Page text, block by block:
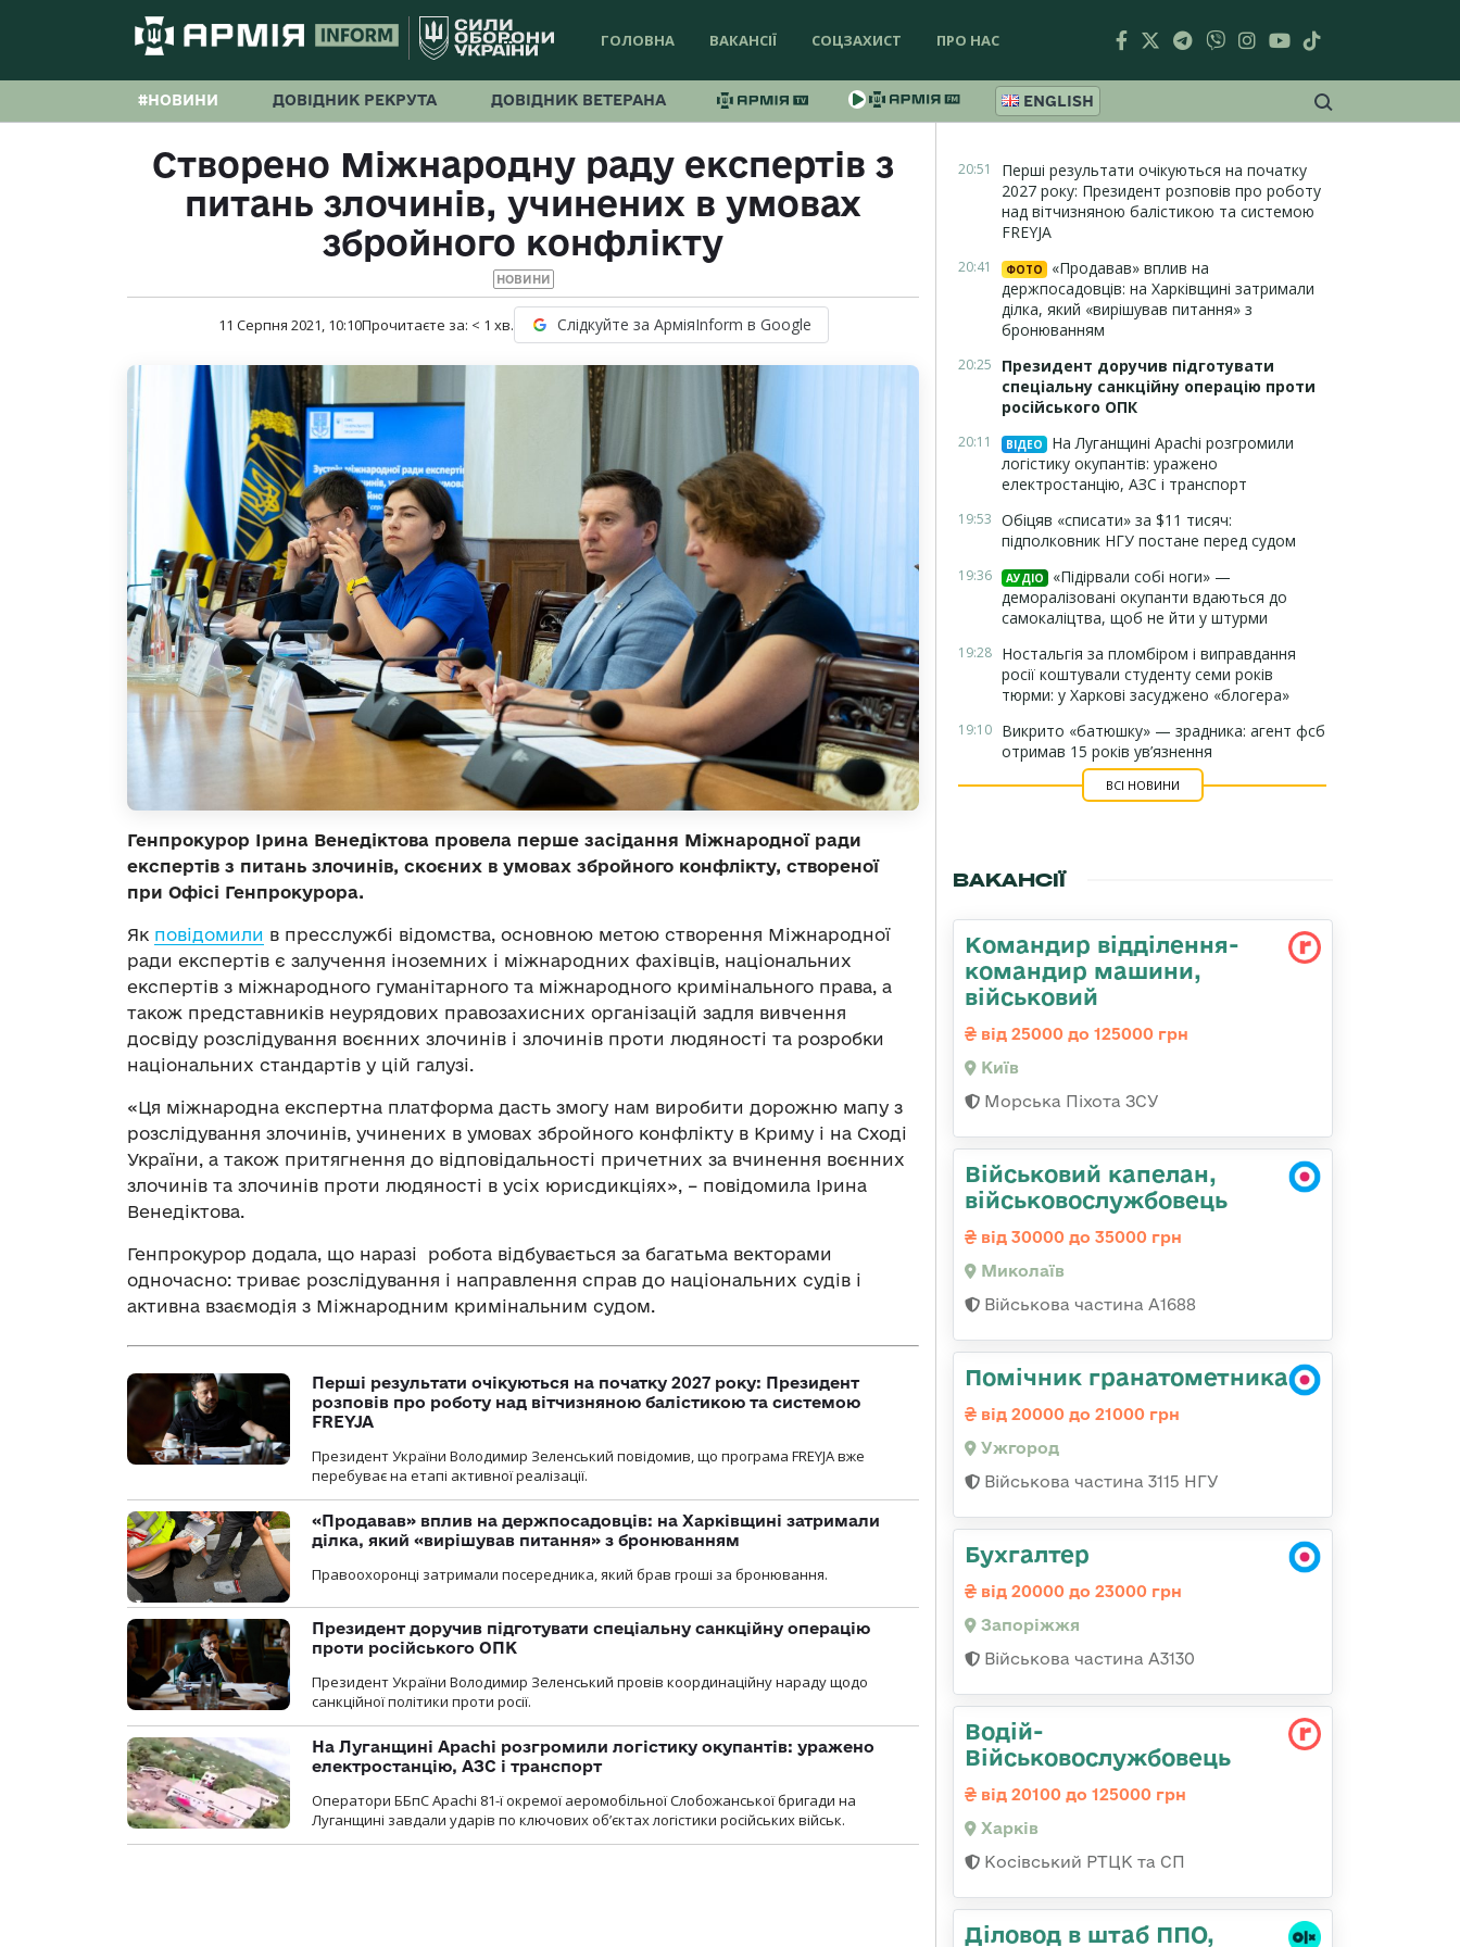
ГОЛОВНА ВАКАНСІЇ СОЦЗАХИСТ ПРО НАС
#НОВИНИ ДОВІДНИК РЕКРУТА ДОВІДНИК ВЕТЕРАНА ENGLISH
Створено Міжнародну раду експертів з
питань злочинів, учинених в умовах
збройного конфлікту
НОВИНИ
11 Серпня 2021, 10:10Прочитаєте за: < 1 хв. Слідкуйте за АрміяInform в Google
Генпрокурор Ірина Венедіктова провела перше засідання Міжнародної ради
експертів з питань злочинів, скоєних в умовах збройного конфлікту, створеної
при Офісі Генпрокурора.
Як повідомили в пресслужбі відомства, основною метою створення Міжнародної
ради експертів є залучення іноземних і міжнародних фахівців, національних
експертів з міжнародного гуманітарного та міжнародного кримінального права, а
також представників неурядових правозахисних організацій задля вивчення
досвіду розслідування воєнних злочинів і злочинів проти людяності та розробки
національних стандартів у цій галузі.
«Ця міжнародна експертна платформа дасть змогу нам виробити дорожню мапу з
розслідування злочинів, учинених в умовах збройного конфлікту в Криму і на Сході
України, а також притягнення до відповідальності причетних за вчинення воєнних
злочинів та злочинів проти людяності в усіх юрисдикціях», – повідомила Ірина
Венедіктова.
Генпрокурор додала, що наразі робота відбувається за багатьма векторами
одночасно: триває розслідування і направлення справ до національних судів і
активна взаємодія з Міжнародним кримінальним судом.
Перші результати очікуються на початку 2027 року: Президент
розповів про роботу над вітчизняною балістикою та системою
FREYJA
Президент України Володимир Зеленський повідомив, що програма FREYJA вже
перебуває на етапі активної реалізації.
«Продавав» вплив на держпосадовців: на Харківщині затримали
ділка, який «вирішував питання» з бронюванням
Правоохоронці затримали посередника, який брав гроші за бронювання.
Президент доручив підготувати спеціальну санкційну операцію
проти російського ОПК
Президент України Володимир Зеленський провів координаційну нараду щодо
санкційної політики проти росії.
На Луганщині Apachi розгромили логістику окупантів: уражено
електростанцію, АЗС і транспорт
Оператори ББпС Apachi 81-ї окремої аеромобільної Слобожанської бригади на
Луганщині завдали ударів по ключових об’єктах логістики російських військ.
20:51
Перші результати очікуються на початку
2027 року: Президент розповів про роботу
над вітчизняною балістикою та системою
FREYJA
20:41 ФОТО
«Продавав» вплив на
держпосадовців: на Харківщині затримали
ділка, який «вирішував питання» з
бронюванням
20:25
Президент доручив підготувати
спеціальну санкційну операцію проти
російського ОПК
20:11 ВІДЕО
На Луганщині Apachi розгромили
логістику окупантів: уражено
електростанцію, АЗС і транспорт
19:53 Обіцяв «списати» за $11 тисяч:
підполковник НГУ постане перед судом
19:36 АУДІО
«Підірвали собі ноги» —
деморалізовані окупанти вдаються до
самокаліцтва, щоб не йти у штурми
19:28 Ностальгія за пломбіром і виправдання
росії коштували студенту семи років
тюрми: у Харкові засуджено «блогера»
19:10 Викрито «батюшку» — зрадника: агент фсб
отримав 15 років ув’язнення
ВСІ НОВИНИ
ВАКАНСІЇ
Командир відділення-
командир машини,
військовий
від 25000 до 125000 грн
Київ
Морська Піхота ЗСУ
Військовий капелан,
військовослужбовець
від 30000 до 35000 грн
Миколаїв
Військова частина А1688
Помічник гранатометника
від 20000 до 21000 грн
Ужгород
Військова частина 3115 НГУ
Бухгалтер
від 20000 до 23000 грн
Запоріжжя
Військова частина А3130
Водій-
Військовослужбовець
від 20100 до 125000 грн
Харків
Косівський РТЦК та СП
Діловод в штаб ППО,